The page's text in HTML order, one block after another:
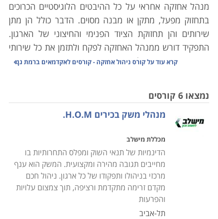
מנהל אחזקה אחראי על כל ההיבטים הלוגיסטיים הכרוכים
בתחזוק מפעל, מתקן או מבנה מסוים. הדבר כולל הן מתן
שירותים והן תחזוקת הציוד הפנימי והחיצוני של הארגון.
התפקיד דורש ממנהל האחזקה לפקח ולתזמן את כל שירותי
האחזקה הנדרשים, לוודא את איכות השירות ותקני המוצרים
האחזקה עליו להיות מוכשר, מיומן ובעל הידע הנדרש על
מנת לעסוק בתפקיד ביעילות.
קורס ניהול אחזקה מספק ידע רב בתחום ומאפשר לעסוק
כמנהל אחזקה הן בארגונים מסחריים והן בארגונים ציבוריים
ופרטיים. במסגרת הקורס נלמדים נושאים מגוונים כדוגמת
תיקונים טכניים של אלמנטים שונים במבנה, התקנת ריהוט
וציוד כדוגמת ארונות, מדפים, לוחות ומזגנים. כמו כן נלמדים
תחומים כדוגמת קשר עם ספקים ועם מנהלים
קרא עוד עלקורס ניהול אחזקה - קורסים לאקדמאים ברמת גן
נמצאו 6 קורסים
מנהלי משק בכירים H.O.M.
מכללת מישלב
הדינמיות של תנאי השוק ומפלס התחרותיות בו
מחייבים תגובה מהירה ומקצועית. המשק הוא ענף
מרכזי בניהולו ותפקודו של כל ארגון. ניהול חכם
מקדם זרימה מתקדמת ורציפה, תוך צמצום עלויות
והפרעות
תל-אביב